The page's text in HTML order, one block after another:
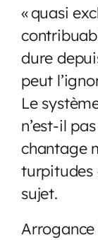
« quasi
dure
peut
Le
n’est-il
chantage
turpitudes
sujet.